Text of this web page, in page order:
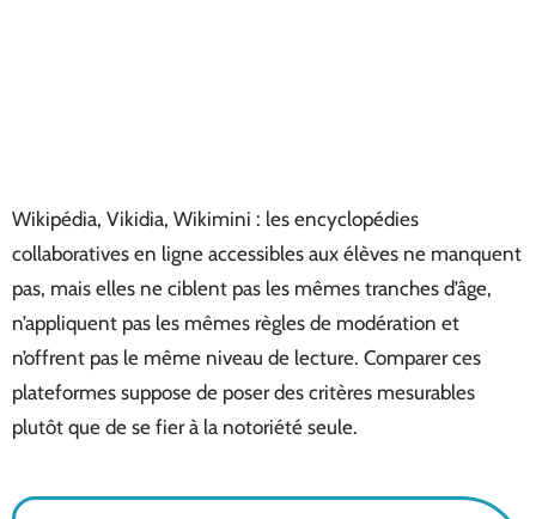
Wikipédia, Vikidia, Wikimini : les encyclopédies
collaboratives en ligne accessibles aux élèves ne manquent
pas, mais elles ne ciblent pas les mêmes tranches d’âge,
n’appliquent pas les mêmes règles de modération et
n’offrent pas le même niveau de lecture. Comparer ces
plateformes suppose de poser des critères mesurables
plutôt que de se fier à la notoriété seule.